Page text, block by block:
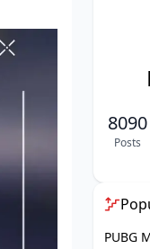
8090
Posts
PUBG